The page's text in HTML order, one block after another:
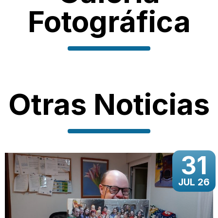
Fotográfica
Otras Noticias
31
JUL 26